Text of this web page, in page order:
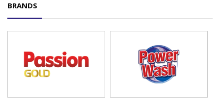
BRANDS